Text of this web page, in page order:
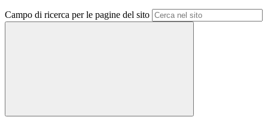
Campo di ricerca per le pagine del sito